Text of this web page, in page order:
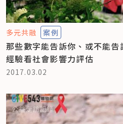
多元共融 案例
那些數字能告訴你、或不能告
經驗看社會影響力評估
2017.03.02